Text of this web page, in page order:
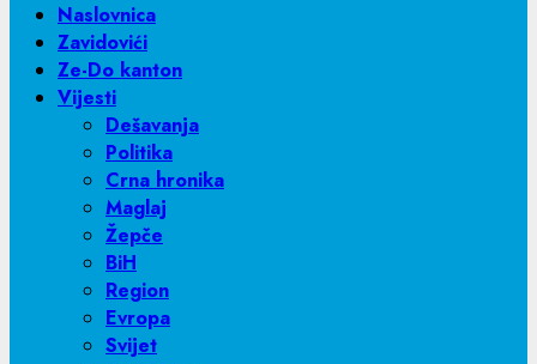
Naslovnica
Zavidovići
Ze-Do kanton
Vijesti
Dešavanja
Politika
Crna hronika
Maglaj
Žepče
BiH
Region
Evropa
Svijet